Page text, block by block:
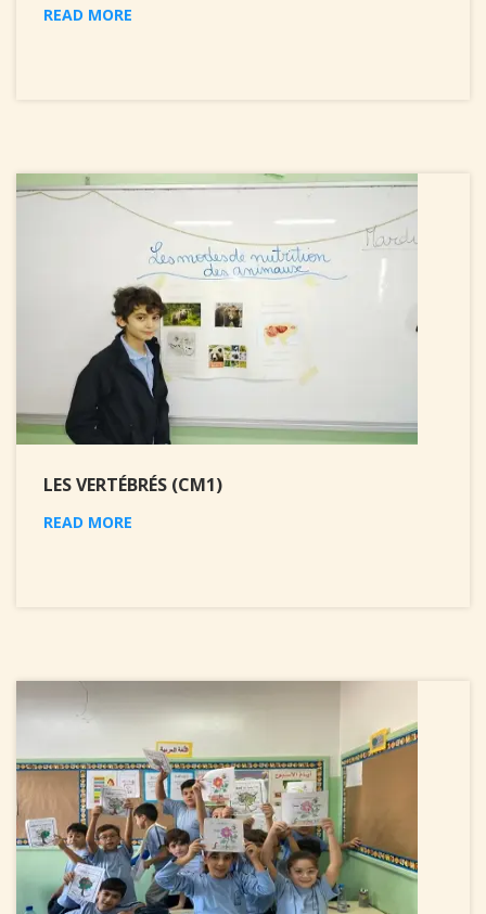
READ MORE
LES VERTÉBRÉS (CM1)
READ MORE